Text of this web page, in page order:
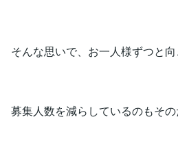
そんな思いで、お一人様ずつと
募集人数を減らしているのもその